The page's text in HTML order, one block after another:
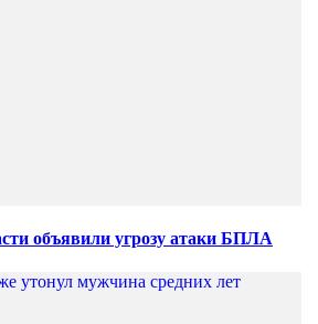
объявили угрозу атаки БПЛА